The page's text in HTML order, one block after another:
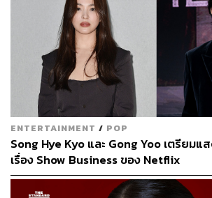
ENTERTAINMENT / POP
Song Hye Kyo และ Gong Yoo เตรียมแ
เรื่อง Show Business ของ Netflix